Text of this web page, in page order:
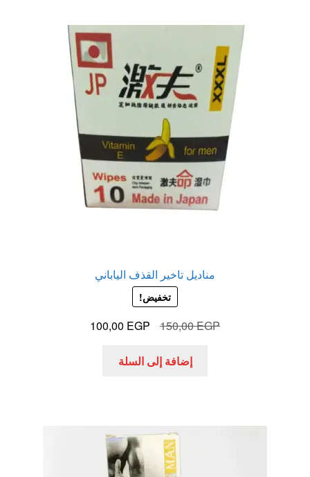
مناديل تاخير القذف الياباني
تخفيض!
150,00EGP
السعر
هو:
100,00 EGP
السعر
إضافة إلى السلة